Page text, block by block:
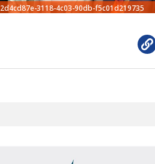
2d4cd87e-3118-4c03-90db-f5c01d219735